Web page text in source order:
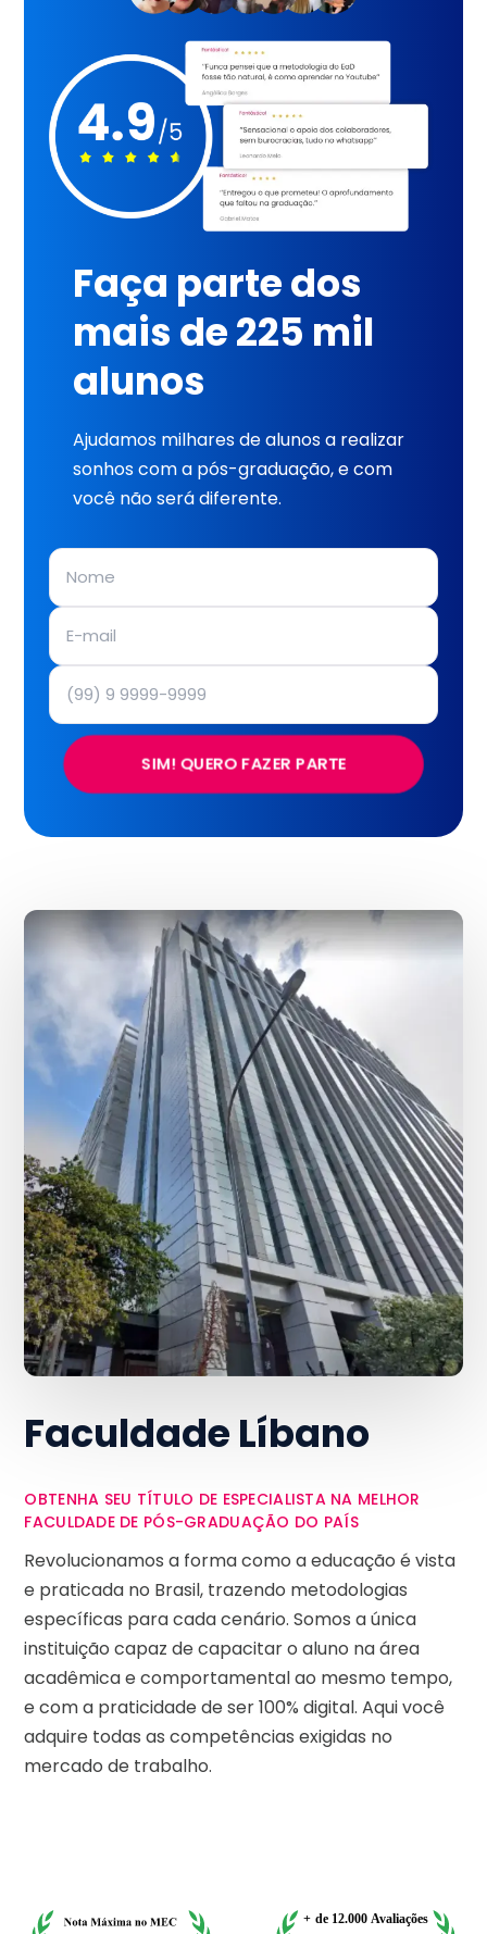
Faça parte dos
mais de 225 mil
alunos
Ajudamos milhares de alunos a realizar
sonhos com a pós-graduação, e com
você não será diferente.
SIM! QUERO FAZER PARTE
Faculdade Líbano
OBTENHA SEU TÍTULO DE ESPECIALISTA NA MELHOR
FACULDADE DE PÓS-GRADUAÇÃO DO PAÍS
Revolucionamos a forma como a educação é vista
e praticada no Brasil, trazendo metodologias
específicas para cada cenário. Somos a única
instituição capaz de capacitar o aluno na área
acadêmica e comportamental ao mesmo tempo,
e com a praticidade de ser 100% digital. Aqui você
adquire todas as competências exigidas no
mercado de trabalho.